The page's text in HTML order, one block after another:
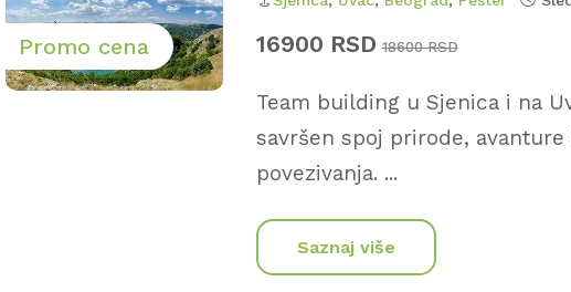
staroslovenskih hramova na pešterskoj visoravni.
Promo cena 16900 RSD 18600 RSD
Team building u Sjenica i na
savršen spoj prirode,
povezivanja. ...
Saznaj više